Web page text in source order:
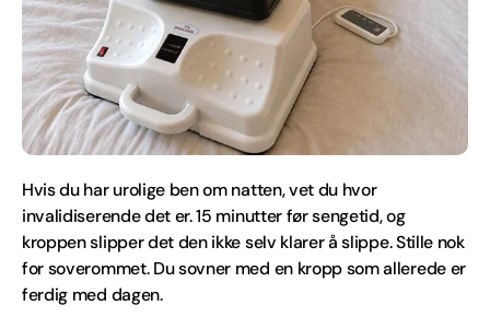
Hvis du har urolige ben om natten, vet du hvor
invalidiserende det er. 15 minutter før sengetid, og
kroppen slipper det den ikke selv klarer å slippe. Stille nok
for soverommet. Du sovner med en kropp som allerede er
ferdig med dagen.